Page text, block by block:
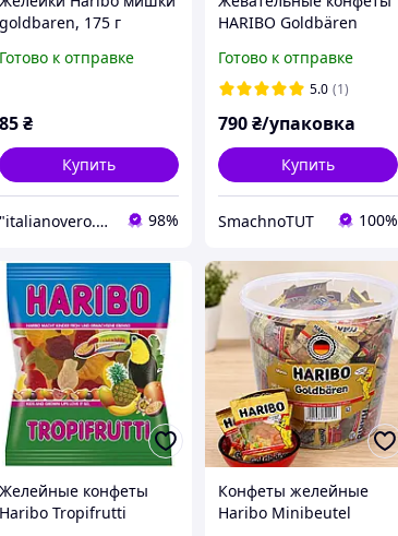
goldbaren, 175 г
Готово к отправке
85₴
Купить
"italianovero.com.ua" - интернет-магазин продуктов и бытовой химии из Европы 98%
HARIBO Goldbären
ассорти, 100 шт
Готово к отправке
5.0 (1)
790₴/упаковка
Купить
SmachnoTUT 100%
Желейные конфеты
Haribo Tropifrutti
Конфеты желейные
Haribo Minibeutel